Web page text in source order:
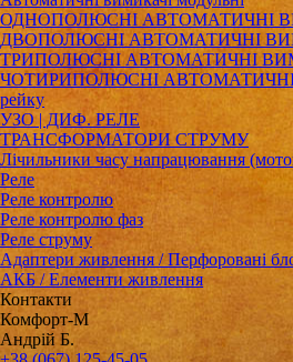
ОДНОПОЛЮСНІ АВТОМАТИЧНІ
ДВОПОЛЮСНІ АВТОМАТИЧНІ
ТРИПОЛЮСНІ АВТОМАТИЧНІ
ЧОТИРИПОЛЮСНІ
рейку
УЗО | ДИФ. РЕЛЕ
ТРАНСФОРМАТОРИ СТРУМУ
Лічильники часу напрацювання
Реле
Реле контролю
Реле контролю фаз
Реле струму
Адаптери живлення / Перфоровані
АКБ / Елементи живлення
Контакти
Комфорт-М
Андрій Б.